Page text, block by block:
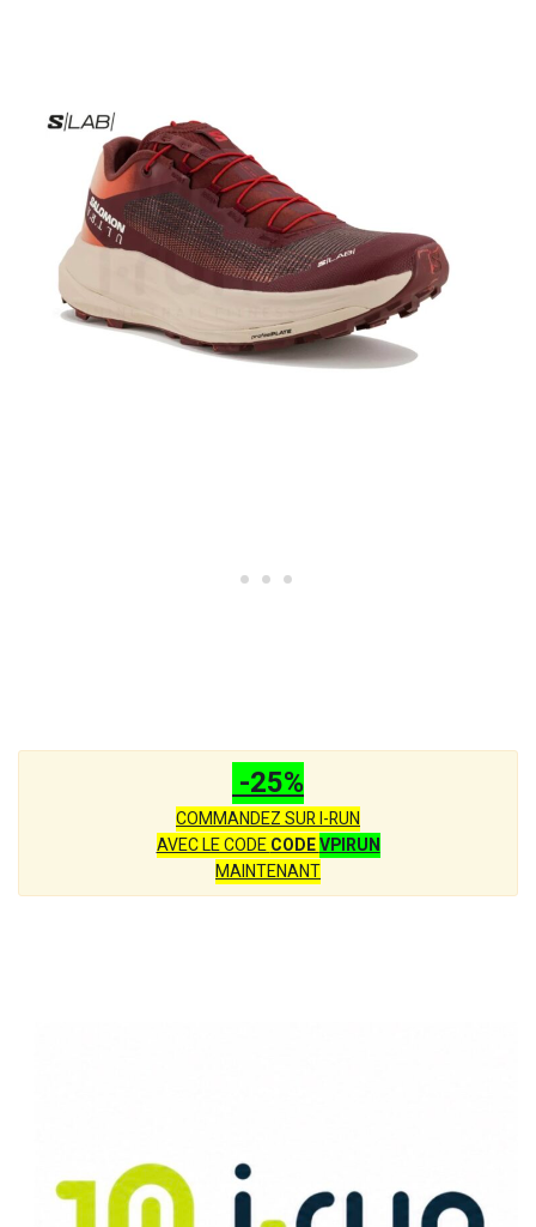
-25%
COMMANDEZ SUR I-RUN
AVEC LE CODECODEVPIRUN
MAINTENANT